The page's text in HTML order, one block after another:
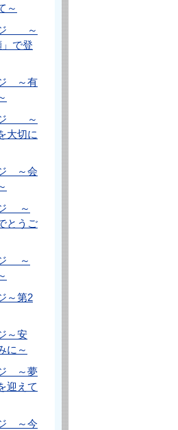
～
ジ ～
で登
～有
ジ ～
大切に
～会
ジ ～
とうご
ジ ～
～第2
～安
に～
～夢
迎えて
～今